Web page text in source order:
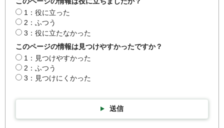
1：役に立った
2：ふつう
3：役に立たなかった
このページの情報は見つけやすかったですか？
1：見つけやすかった
2：ふつう
3：見つけにくかった
送信